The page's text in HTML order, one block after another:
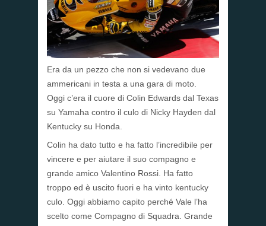
Era da un pezzo che non si vedevano due
ammericani in testa a una gara di moto.
Oggi c’era il cuore di Colin Edwards dal Texas
su Yamaha contro il culo di Nicky Hayden dal
Kentucky su Honda.
Colin ha dato tutto e ha fatto l’incredibile per
vincere e per aiutare il suo compagno e
grande amico Valentino Rossi. Ha fatto
troppo ed è uscito fuori e ha vinto kentucky
culo. Oggi abbiamo capito perché Vale l’ha
scelto come Compagno di Squadra. Grande